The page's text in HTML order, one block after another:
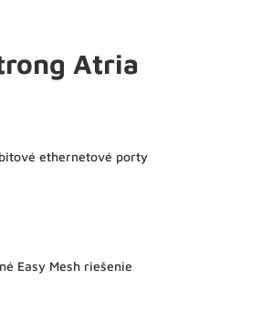
Atria
ethernetové porty
Easy Mesh riešenie